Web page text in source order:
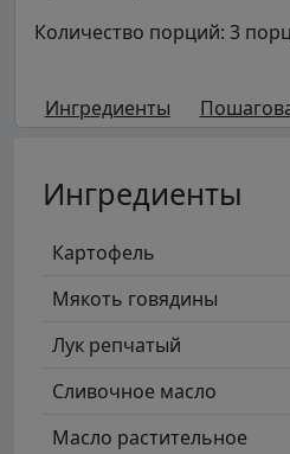
Количество порций: 3
Ингредиенты
Ингредиенты
Картофель
Мякоть говядины
Лук репчатый
Сливочное масло
Масло растительное